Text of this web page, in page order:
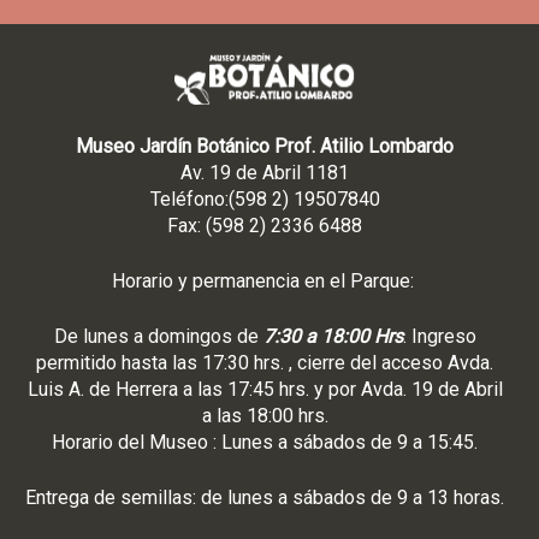
Museo Jardín Botánico Prof. Atilio Lombardo
Av. 19 de Abril 1181
Teléfono:(598 2) 19507840
Fax: (598 2) 2336 6488
Horario y permanencia en el Parque:
De lunes a domingos de 7:30 a 18:00 Hrs. Ingreso
permitido hasta las 17:30 hrs. , cierre del acceso Avda.
Luis A. de Herrera a las 17:45 hrs. y por Avda. 19 de Abril
a las 18:00 hrs.
Horario del Museo : Lunes a sábados de 9 a 15:45.
Entrega de semillas: de lunes a sábados de 9 a 13 horas.